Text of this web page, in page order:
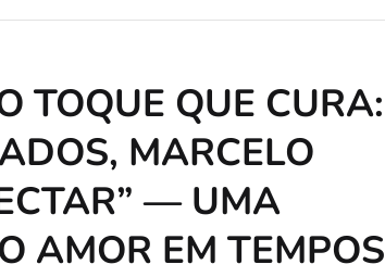
TOQUE QUE CURA:
MARCELO
— UMA
AMOR EM TEMPOS